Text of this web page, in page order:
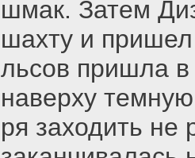
шмак. Затем
шахту и пришел
льсов пришла
наверху
ря заходить